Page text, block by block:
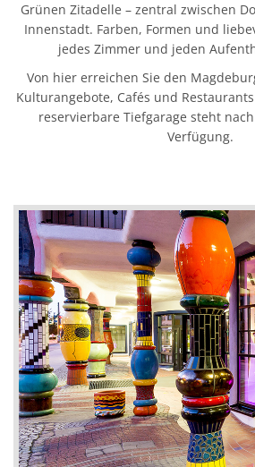
Grünen Zitadelle – zentral zwischen
Innenstadt. Farben, Formen und
jedes Zimmer und jeden
Von hier erreichen Sie den
Kulturangebote, Cafés und
reservierbare Tiefgarage steht
Verfügung.